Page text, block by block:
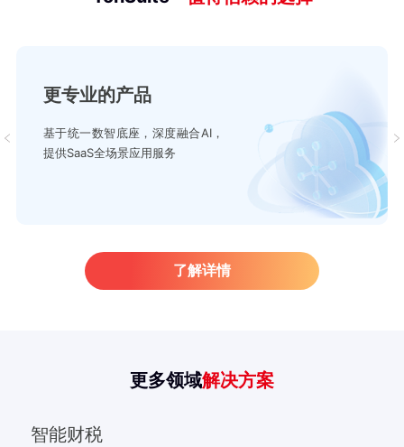
更专业的产品
基于统一数智底座，深度融合AI，
提供SaaS全场景应用服务
了解详情
更多领域解决方案
智能财税